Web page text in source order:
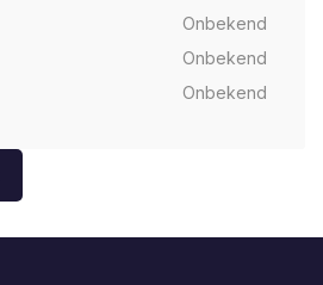
Onbekend
Onbekend
Onbekend